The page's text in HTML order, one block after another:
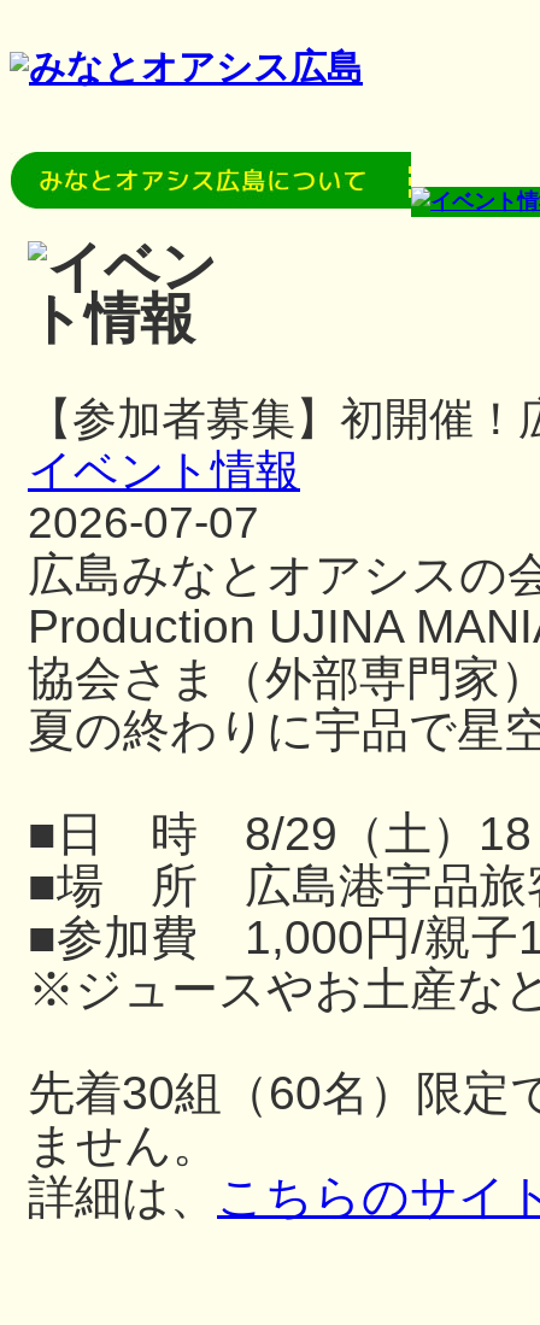
【参加者募集】初開催
イベント情報
2026-07-07
広島みなとオアシスの
Production UJINA
協会さま（外部専門家
夏の終わりに宇品で星
■日 時 8/29（土）18
■場 所 広島港宇品旅
■参加費 1,000円/親子
※ジュースやお土産な
先着30組（60名）限定
ません。
詳細は、 こちらのサイ